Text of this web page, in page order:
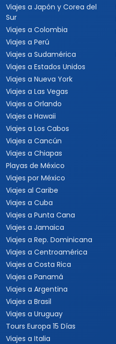
Viajes a Japón y Corea del
Sur
Viajes a Colombia
Viajes a Perú
Viajes a Sudamérica
Viajes a Estados Unidos
Viajes a Nueva York
Viajes a Las Vegas
Viajes a Orlando
Viajes a Hawaii
Viajes a Los Cabos
Viajes a Cancún
Viajes a Chiapas
Playas de México
Viajes por México
Viajes al Caribe
Viajes a Cuba
Viajes a Punta Cana
Viajes a Jamaica
Viajes a Rep. Dominicana
Viajes a Centroamérica
Viajes a Costa Rica
Viajes a Panamá
Viajes a Argentina
Viajes a Brasil
Viajes a Uruguay
Tours Europa 15 Días
Viajes a Italia